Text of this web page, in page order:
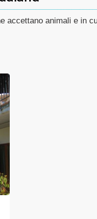
accettano animali e in